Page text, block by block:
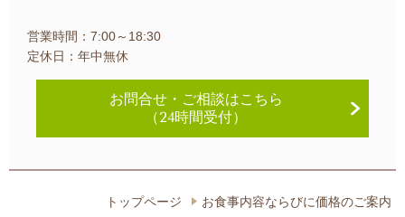
営業時間：7:00～18:30
定休日：年中無休
お問合せ・ ご相談はこちら
（24時間受付）
トップページ お食事内容ならびに価格のご案内